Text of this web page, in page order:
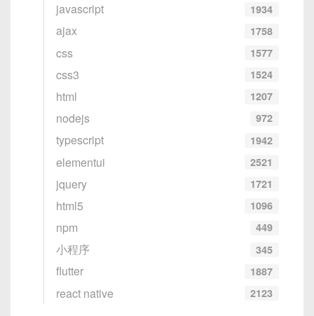
javascript 1934
ajax 1758
css 1577
css3 1524
html 1207
nodejs 972
typescript 1942
elementui 2521
jquery 1721
html5 1096
npm 449
小程序 345
flutter 1887
react native 2123